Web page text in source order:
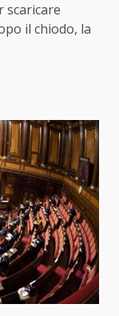
scaricare
il chiodo, la